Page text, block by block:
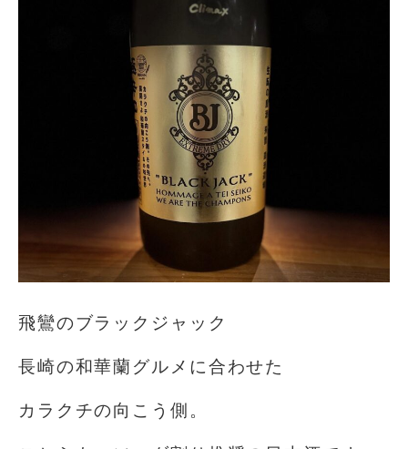
飛鸞のブラックジャック
長崎の和華蘭グルメに合わせた
カラクチの向こう側。